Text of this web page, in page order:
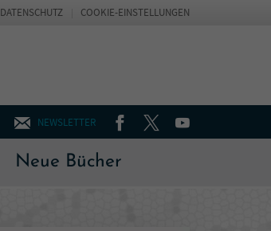
NEWSLETTER FACEBOOKTWITTERYOUTUBE
Neue Bücher
DATENSCHUTZ COOKIE-EINSTELLUNGEN